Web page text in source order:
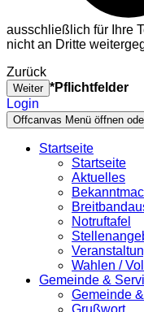
ausschließlich für Ihre
nicht an Dritte
Zurück
Weiter *Pflichtfelder
Login
Offcanvas Menü öffnen
Startseite
Startseite
Aktuelles
Notruftafel
Wahlen /
Gemeinde &
Gemeinde
Grußwort